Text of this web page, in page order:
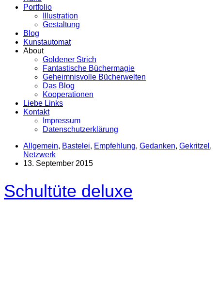
Portfolio
Illustration
Gestaltung
Blog
Kunstautomat
About
Goldener Strich
Fantastische Büchermagie
Geheimnisvolle Bücherwelten
Das Blog
Kooperationen
Liebe Links
Kontakt
Impressum
Datenschutzerklärung
Allgemein, Bastelei, Empfehlung, Gedanken, Gekritzel ,
Netzwerk
13. September 2015
Schultüte deluxe